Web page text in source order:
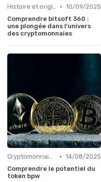
Histoire et origines des cryptomonnaies • 10/09/2025
Comprendre bitsoft 360 :
une plongée dans l'univers
des cryptomonnaies
Cryptomonnaies populaires • 14/08/2025
Comprendre le potentiel du
token bpw